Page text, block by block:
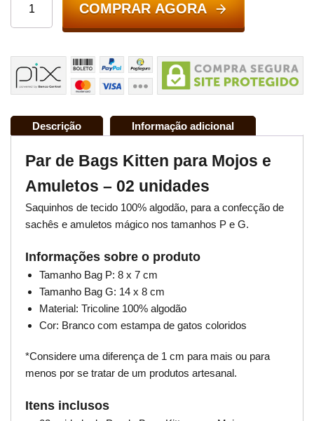
COMPRAR AGORA
Descrição Informação adicional
Par de Bags Kitten para Mojos e
Amuletos – 02 unidades
Saquinhos de tecido 100% algodão, para a confecção de
sachês e amuletos mágico nos tamanhos P e G.
Informações sobre o produto
Tamanho Bag P: 8 x 7 cm
Tamanho Bag G: 14 x 8 cm
Material: Tricoline 100% algodão
Cor: Branco com estampa de gatos coloridos
*Considere uma diferença de 1 cm para mais ou para
menos por se tratar de um produtos artesanal.
Itens inclusos